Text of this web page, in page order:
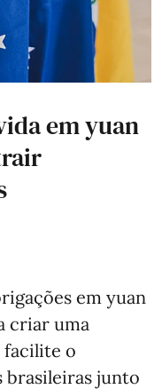
em yuan
em yuan
criar uma
facilite o
brasileiras junto